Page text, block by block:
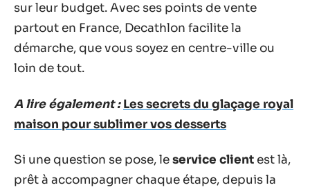
sur leur budget. Avec ses points de vente
partout en France, Decathlon facilite la
démarche, que vous soyez en centre-ville ou
loin de tout.
A lire également : Les secrets du glaçage royal
maison pour sublimer vos desserts
Si une question se pose, leservice client est là,
prêt à accompagner chaque étape, depuis la